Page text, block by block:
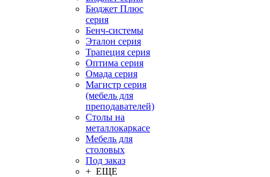
Бюджет Плюс
серия
Бенч-системы
Эталон серия
Трапеция серия
Оптима серия
Омада серия
Магистр серия
(мебель для
преподавателей)
Столы на
металлокаркасе
Мебель для
столовых
Под заказ
+ ЕЩЕ